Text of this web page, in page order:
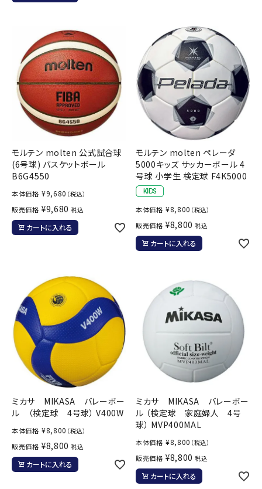
モルテン molten 公式試合球
(6号球) バスケットボール
B6G4550
本体価格 ¥9,680 （税込）
販売価格 ¥9,680 税込
カートに入れる
モルテン molten ペレーダ
5000キッズ サッカーボール 4
号球 小学生 検定球 F4K5000
本体価格 ¥8,800 （税込）
販売価格 ¥8,800 税込
カートに入れる
ミカサ MIKASA バレーボー
ル （検定球 4号球） V400W
本体価格 ¥8,800 （税込）
販売価格 ¥8,800 税込
カートに入れる
ミカサ MIKASA バレーボー
ル （検定球 家庭婦人 4号
球） MVP400MAL
本体価格 ¥8,800 （税込）
販売価格 ¥8,800 税込
カートに入れる